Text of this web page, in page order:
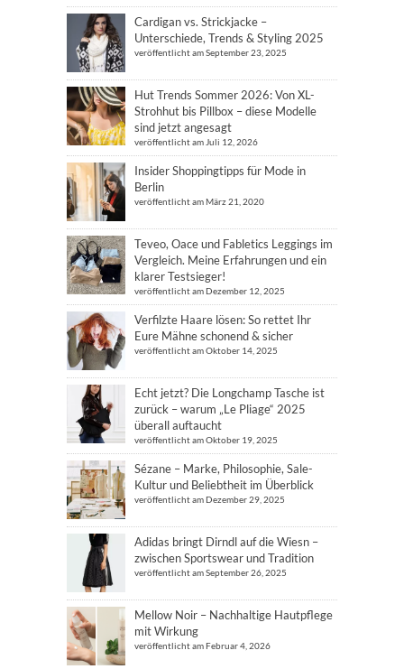
Cardigan vs. Strickjacke –
Unterschiede, Trends & Styling 2025
veröffentlicht am September 23, 2025
Hut Trends Sommer 2026: Von XL-
Strohhut bis Pillbox – diese Modelle
sind jetzt angesagt
veröffentlicht am Juli 12, 2026
Insider Shoppingtipps für Mode in
Berlin
veröffentlicht am März 21, 2020
Teveo, Oace und Fabletics Leggings im
Vergleich. Meine Erfahrungen und ein
klarer Testsieger!
veröffentlicht am Dezember 12, 2025
Verfilzte Haare lösen: So rettet Ihr
Eure Mähne schonend & sicher
veröffentlicht am Oktober 14, 2025
Echt jetzt? Die Longchamp Tasche ist
zurück – warum „Le Pliage“ 2025
überall auftaucht
veröffentlicht am Oktober 19, 2025
Sézane – Marke, Philosophie, Sale-
Kultur und Beliebtheit im Überblick
veröffentlicht am Dezember 29, 2025
Adidas bringt Dirndl auf die Wiesn –
zwischen Sportswear und Tradition
veröffentlicht am September 26, 2025
Mellow Noir – Nachhaltige Hautpflege
mit Wirkung
veröffentlicht am Februar 4, 2026